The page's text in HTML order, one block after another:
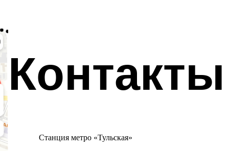
Контакты
Станция метро «Тульская»